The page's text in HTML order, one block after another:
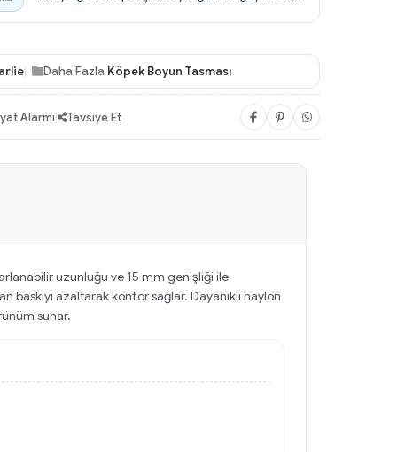
Daha Fazla Köpek Boyun Tasması
Alarmı| Tavsiye Et
uzunluğu ve 15 mm genişliği ile
azaltarak konfor sağlar. Dayanıklı naylon
sunar.